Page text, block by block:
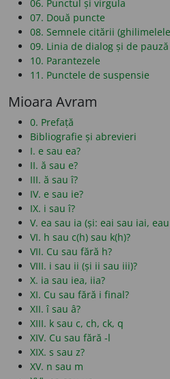
06. Punctul și virgula
07. Două puncte
08. Semnele citării
09. Linia de dialog și de pauză
10. Parantezele
11. Punctele de suspensie
Mioara Avram
0. Prefață
Bibliografie și abrevieri
I. e sau ea?
II. ă sau e?
III. ă sau î?
IV. e sau ie?
IX. i sau î?
V. ea sau ia (și: eai sau iai,
VI. h sau c(h) sau k(h)?
VII. Cu sau fără h?
VIII. i sau ii (și ii sau iii)?
X. ia sau iea, iia?
XI. Cu sau fără i final?
XII. î sau â?
XIII. k sau c, ch, ck, q
XIV. Cu sau fără -l
XIX. s sau z?
XV. n sau m